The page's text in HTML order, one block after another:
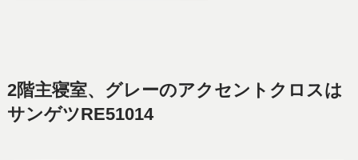
2階主寝室、グレーのアクセントクロスは
サンゲツRE51014